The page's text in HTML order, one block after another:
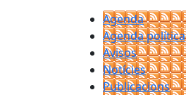
Agenda
Agenda política
Avisos
Notícies
Publicacions